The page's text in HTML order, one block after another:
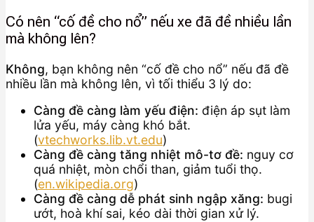
Có nên “cố đề cho nổ” nếu xe đã đề nhiều lần
mà không lên?
Không, bạn không nên “cố đề cho nổ” nếu đã đề
nhiều lần mà không lên, vì tối thiểu 3 lý do:
Càng đề càng làm yếu điện: điện áp sụt làm
lửa yếu, máy càng khó bắt.
(vtechworks.lib.vt.edu)
Càng đề càng tăng nhiệt mô-tơ đề: nguy cơ
quá nhiệt, mòn chổi than, giảm tuổi thọ.
(en.wikipedia.org)
Càng đề càng dễ phát sinh ngập xăng: bugi
ướt, hoà khí sai, kéo dài thời gian xử lý.